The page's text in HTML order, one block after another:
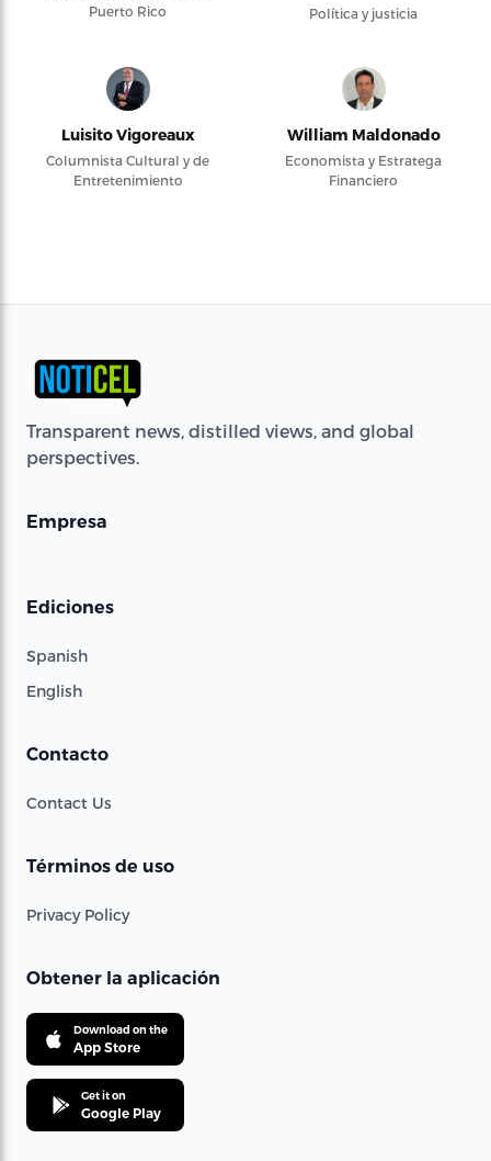
Puerto Rico
Política y justicia
Luisito Vigoreaux
Columnista Cultural y de
Entretenimiento
William Maldonado
Economista y Estratega
Financiero
Transparent news, distilled views, and global
perspectives.
Empresa
Ediciones
Spanish
English
Contacto
Contact Us
Términos de uso
Privacy Policy
Obtener la aplicación
Download on the
App Store
Get it on
Google Play